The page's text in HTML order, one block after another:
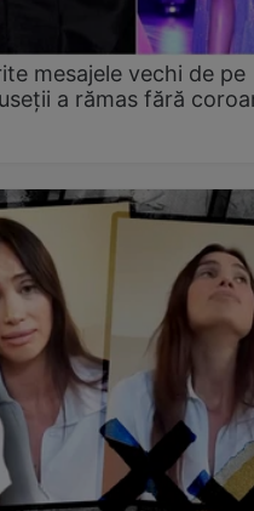
mesajele vechi de pe
a rămas fără